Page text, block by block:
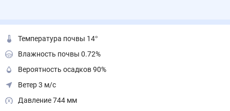
Температура почвы 14°
Влажность почвы 0.72%
Вероятность осадков 90%
Ветер 3 м/с
Давление 744 мм